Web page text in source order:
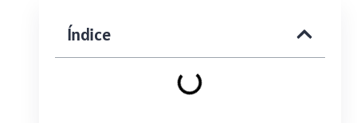
Índice